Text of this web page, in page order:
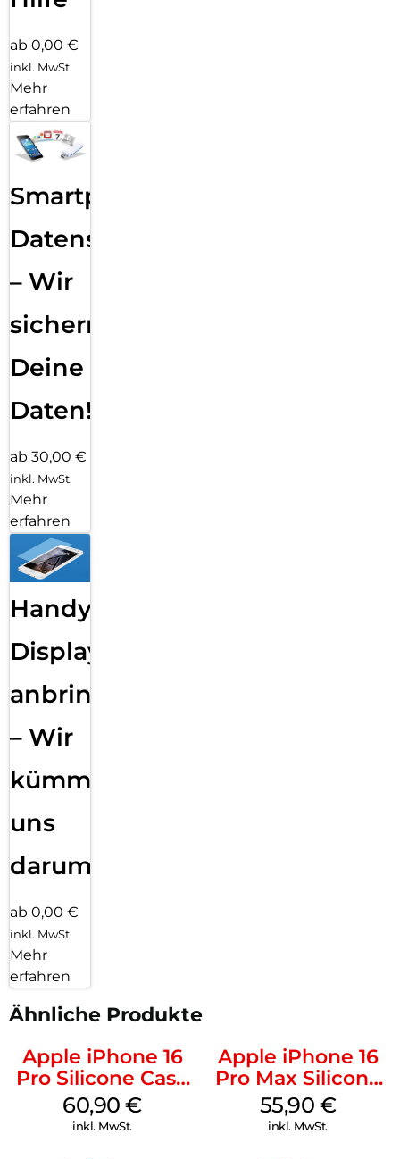
ab 0,00 €
inkl. MwSt.
Mehr
erfahren
Smartphone
Datensicherung
– Wir
sichern
Deine
Daten!
ab 30,00 €
inkl. MwSt.
Mehr
erfahren
Handy
Displayfolie
anbringen
– Wir
kümmern
uns
darum!
ab 0,00 €
inkl. MwSt.
Mehr
erfahren
Ähnliche Produkte
Apple iPhone 16
Pro Silicone Case
MagSafe Stone
Gray
60,90€
inkl. MwSt.
Apple iPhone 16
Pro Max Silicone
Case MagSafe
Stone Gray
55,90 €
inkl. MwSt.